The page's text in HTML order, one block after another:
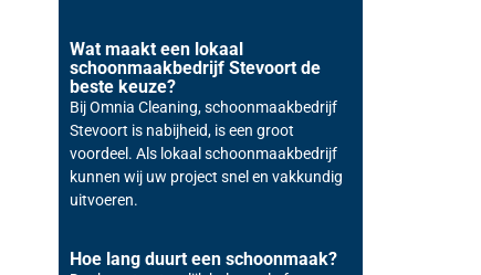
Wat maakt een lokaal
schoonmaakbedrijf Stevoort de
beste keuze?
Bij Omnia Cleaning, schoonmaakbedrijf
Stevoort is nabijheid, is een groot
voordeel. Als lokaal schoonmaakbedrijf
kunnen wij uw project snel en vakkundig
uitvoeren.
Hoe lang duurt een schoonmaak?